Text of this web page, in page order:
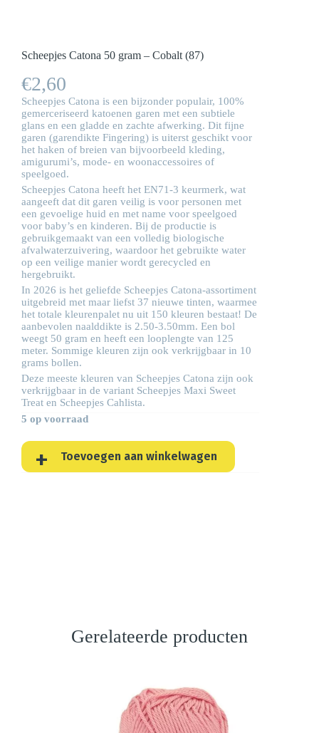
Scheepjes Catona 50 gram – Cobalt (87)
€2,60
Scheepjes Catona is een bijzonder populair, 100%
gemerceriseerd katoenen garen met een subtiele
glans en een gladde en zachte afwerking. Dit fijne
garen (garendikte Fingering) is uiterst geschikt voor
het haken of breien van bijvoorbeeld kleding,
amigurumi’s, mode- en woonaccessoires of
speelgoed.
Scheepjes Catona heeft het EN71-3 keurmerk, wat
aangeeft dat dit garen veilig is voor personen met
een gevoelige huid en met name voor speelgoed
voor baby’s en kinderen. Bij de productie is
gebruikgemaakt van een volledig biologische
afvalwaterzuivering, waardoor het gebruikte water
op een veilige manier wordt gerecycled en
hergebruikt.
In 2026 is het geliefde Scheepjes Catona-assortiment
uitgebreid met maar liefst 37 nieuwe tinten, waarmee
het totale kleurenpalet nu uit 150 kleuren bestaat! De
aanbevolen naalddikte is 2.50-3.50mm. Een bol
weegt 50 gram en heeft een looplengte van 125
meter. Sommige kleuren zijn ook verkrijgbaar in 10
grams bollen.
Deze meeste kleuren van Scheepjes Catona zijn ook
verkrijgbaar in de variant Scheepjes Maxi Sweet
Treat en Scheepjes Cahlista.
5 op voorraad
Toevoegen aan winkelwagen
Gerelateerde producten